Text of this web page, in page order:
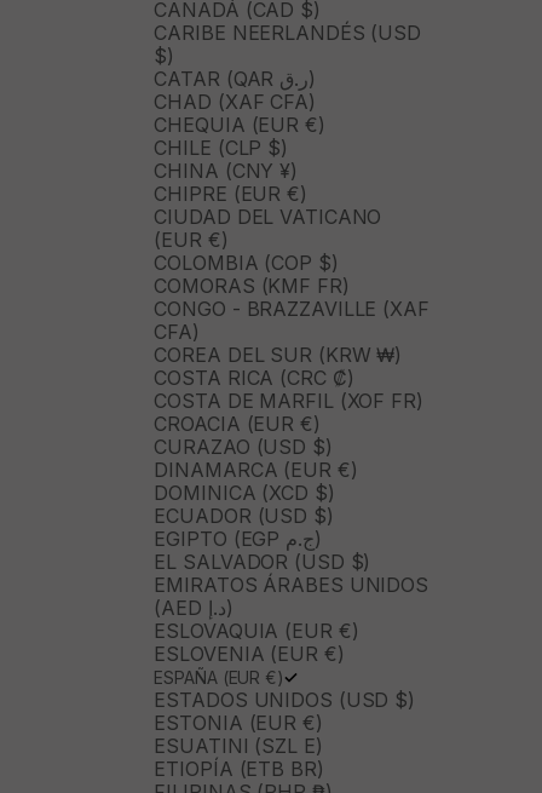
CANADÁ (CAD $)
CARIBE NEERLANDÉS (USD
$)
CATAR (QAR ر.ق)
CHAD (XAF CFA)
CHEQUIA (EUR €)
CHILE (CLP $)
CHINA (CNY ¥)
CHIPRE (EUR €)
CIUDAD DEL VATICANO
(EUR €)
COLOMBIA (COP $)
COMORAS (KMF FR)
CONGO - BRAZZAVILLE (XAF
CFA)
COREA DEL SUR (KRW ₩)
COSTA RICA (CRC ₡)
COSTA DE MARFIL (XOF FR)
CROACIA (EUR €)
CURAZAO (USD $)
DINAMARCA (EUR €)
DOMINICA (XCD $)
ECUADOR (USD $)
EGIPTO (EGP ج.م)
EL SALVADOR (USD $)
EMIRATOS ÁRABES UNIDOS
(AED د.إ)
ESLOVAQUIA (EUR €)
ESLOVENIA (EUR €)
ESPAÑA (EUR €)
ESTADOS UNIDOS (USD $)
ESTONIA (EUR €)
ESUATINI (SZL E)
ETIOPÍA (ETB BR)